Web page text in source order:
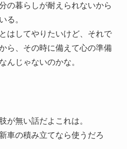
の暮らしが耐えられないから
る。
はしてやりたいけど、それで
ら、その時に備えて心の準備
んじゃないのかな。
が無い話だよこれは。
車の積み立てなら使うだろ